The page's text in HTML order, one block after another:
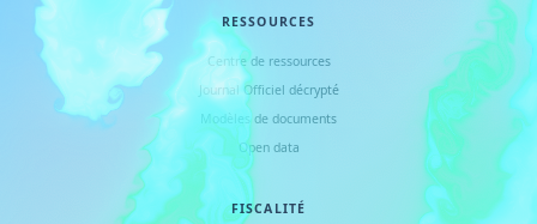
RESSOURCES
Centre de ressources
Journal Officiel décrypté
Modèles de documents
Open data
FISCALITÉ